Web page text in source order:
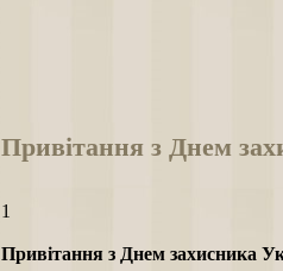
Привітання з Днем
1
Привітання з Днем захисника